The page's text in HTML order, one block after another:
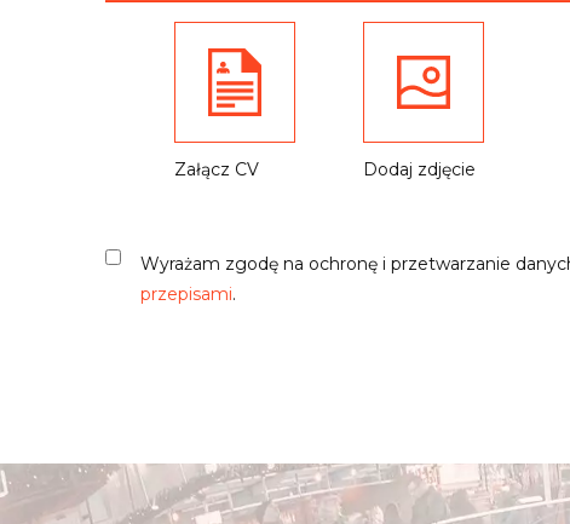
Załącz CV Dodaj zdjęcie
Wyrażam zgodę na ochronę i przetwarzanie
przepisami.